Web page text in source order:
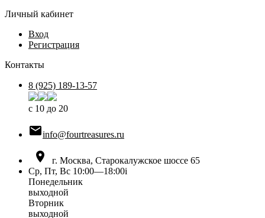
Личный кабинет
Вход
Регистрация
Контакты
8 (925) 189-13-57
с 10 до 20
info@fourtreasures.ru

г. Москва, Старокалужское шоссе 65
Ср, Пт, Вс 10:00—18:00i
Понедельник
выходной
Вторник
выходной